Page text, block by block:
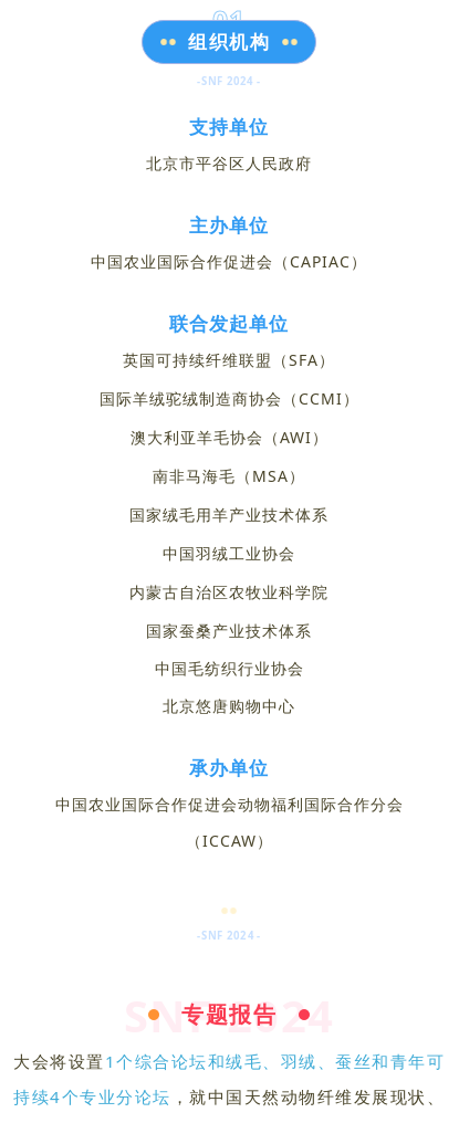
01
组织机构
-SNF 2024 -
支持单位
北京市平谷区人民政府
主办单位
中国农业国际合作促进会（CAPIAC）
联合发起单位
英国可持续纤维联盟（SFA）
国际羊绒驼绒制造商协会（CCMI）
澳大利亚羊毛协会（AWI）
南非马海毛（MSA）
国家绒毛用羊产业技术体系
中国羽绒工业协会
内蒙古自治区农牧业科学院
国家蚕桑产业技术体系
中国毛纺织行业协会
北京悠唐购物中心
承办单位
中国农业国际合作促进会动物福利国际合作分会
（ICCAW）
-SNF 2024 -
SNF 2024
专题报告
大会将设置 1个综合论坛和绒毛、羽绒、蚕丝和青年可
持续4个专业分论坛 ，就中国天然动物纤维发展现状、